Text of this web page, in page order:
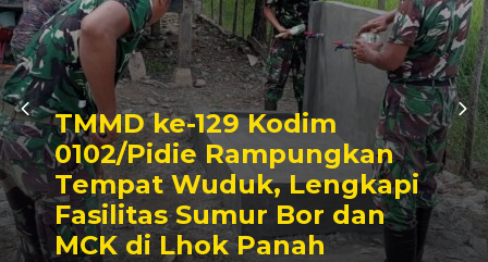
ke-129 Kodim
Pidie Rampungkan
Wuduk, Lengkapi
Sumur Bor dan
di Lhok Panah